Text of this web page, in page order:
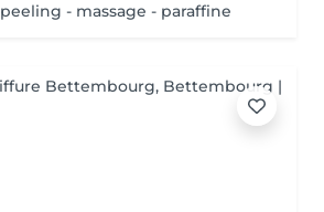
- massage - paraffine